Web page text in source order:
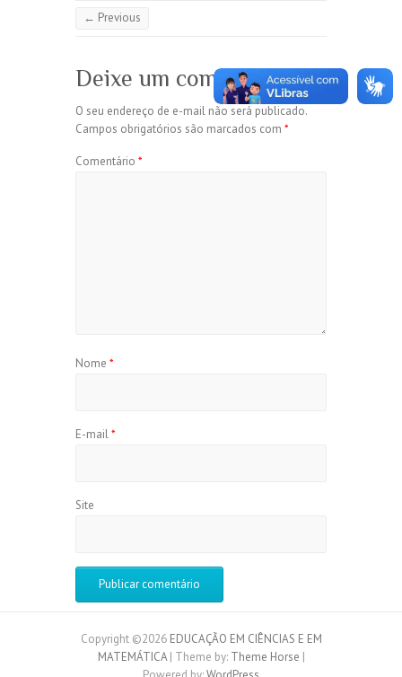
← Previous
Deixe um comentário
O seu endereço de e-mail não será publicado.
Campos obrigatórios são marcados com *
Comentário *
Nome *
E-mail*
Site
Copyright ©2026 EDUCAÇÃO EM CIÊNCIAS E EM
MATEMÁTICA| Theme by: Theme Horse |